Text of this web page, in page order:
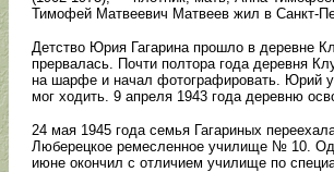
Тимофей Матвеевич Матвеев жил в Санкт-
Детство Юрия Гагарина прошло в деревне
прервалась. Почти полтора года деревня
на шарфе и начал фотографировать. Юрий
мог ходить. 9 апреля 1943 года деревню
24 мая 1945 года семья Гагариных
Люберецкое ремесленное училище № 10.
июне окончил с отличием училище по